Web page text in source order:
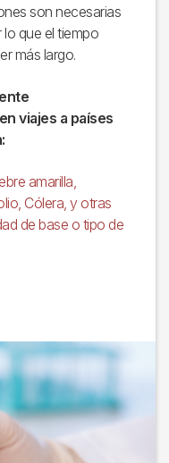
son necesarias
que el tiempo
más largo.
viajes a países
amarilla,
Cólera, y otras
de base o tipo de